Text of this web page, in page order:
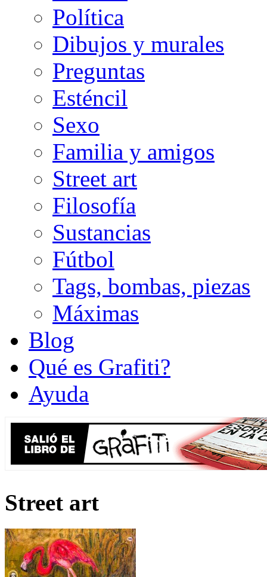
Política
Dibujos y murales
Preguntas
Esténcil
Sexo
Familia y amigos
Street art
Filosofía
Sustancias
Fútbol
Tags, bombas, piezas
Máximas
Blog
Qué es Grafiti?
Ayuda
Street art